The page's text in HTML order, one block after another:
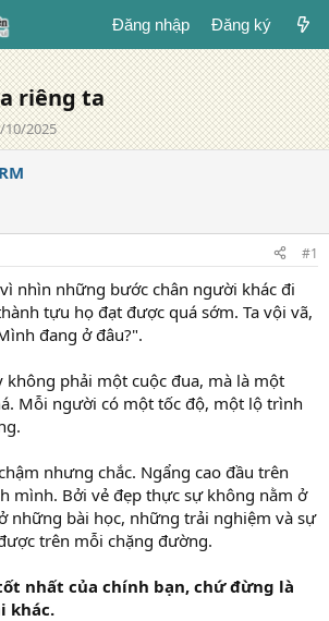
Đăng nhập Đăng ký
riêng ta
10/2025
#1
nhìn những bước chân người khác đi
tựu họ đạt được quá sớm. Ta vội vã,
đang ở đâu?".
không phải một cuộc đua, mà là một
Mỗi người có một tốc độ, một lộ trình
nhưng chắc. Ngẩng cao đầu trên
mình. Bởi vẻ đẹp thực sự không nằm ở
những bài học, những trải nghiệm và sự
trên mỗi chặng đường.
nhất của chính bạn, chứ đừng là
khác.